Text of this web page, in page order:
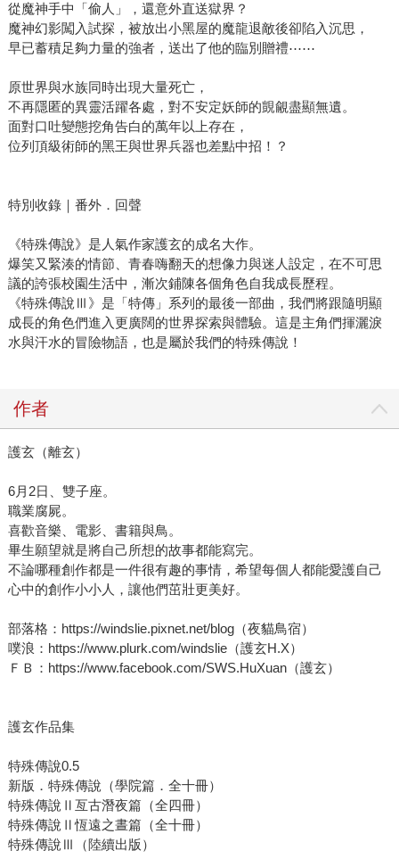
從魔神手中「偷人」，還意外直送獄界？
魔神幻影闖入試探，被放出小黑屋的魔龍退敵後卻陷入沉思，
早已蓄積足夠力量的強者，送出了他的臨別贈禮⋯⋯
原世界與水族同時出現大量死亡，
不再隱匿的異靈活躍各處，對不安定妖師的覬覦盡顯無遺。
面對口吐變態挖角告白的萬年以上存在，
位列頂級術師的黑王與世界兵器也差點中招！？
特別收錄｜番外．回聲
《特殊傳說》是人氣作家護玄的成名大作。
爆笑又緊湊的情節、青春嗨翻天的想像力與迷人設定，在不可思
議的誇張校園生活中，漸次鋪陳各個角色自我成長歷程。
《特殊傳說Ⅲ》是「特傳」系列的最後一部曲，我們將跟隨明顯
成長的角色們進入更廣闊的世界探索與體驗。這是主角們揮灑淚
水與汗水的冒險物語，也是屬於我們的特殊傳說！
作者
護玄（離玄）
6月2日、雙子座。
職業腐屍。
喜歡音樂、電影、書籍與鳥。
畢生願望就是將自己所想的故事都能寫完。
不論哪種創作都是一件很有趣的事情，希望每個人都能愛護自己
心中的創作小小人，讓他們茁壯更美好。
部落格：https://windslie.pixnet.net/blog（夜貓鳥宿）
噗浪：https://www.plurk.com/windslie（護玄H.X）
ＦＢ：https://www.facebook.com/SWS.HuXuan（護玄）
護玄作品集
特殊傳說0.5
新版．特殊傳說（學院篇．全十冊）
特殊傳說Ⅱ亙古潛夜篇（全四冊）
特殊傳說Ⅱ恆遠之晝篇（全十冊）
特殊傳說Ⅲ（陸續出版）